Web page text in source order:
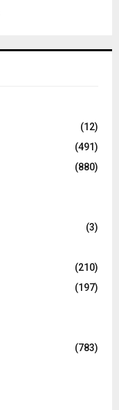
(12)
(491)
(880)
(3)
(210)
(197)
(783)